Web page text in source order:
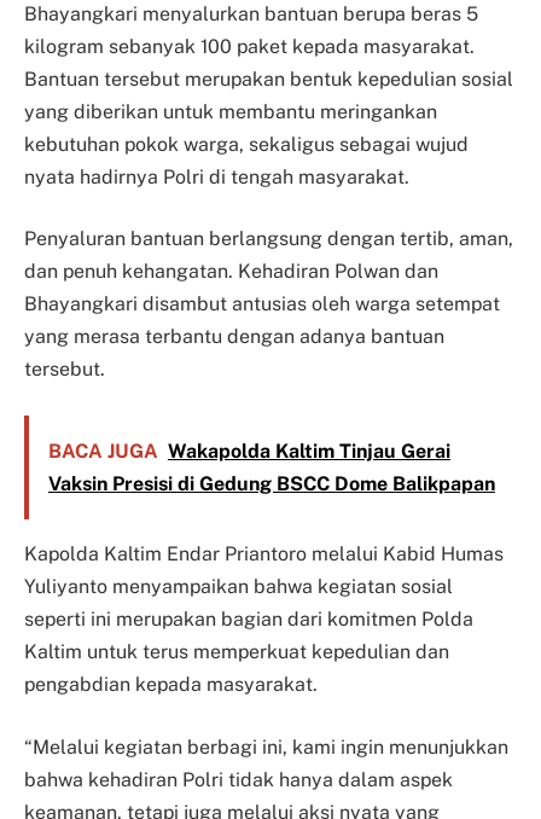
Bhayangkari menyalurkan bantuan berupa beras 5
kilogram sebanyak 100 paket kepada masyarakat.
Bantuan tersebut merupakan bentuk kepedulian sosial
yang diberikan untuk membantu meringankan
kebutuhan pokok warga, sekaligus sebagai wujud
nyata hadirnya Polri di tengah masyarakat.
Penyaluran bantuan berlangsung dengan tertib, aman,
dan penuh kehangatan. Kehadiran Polwan dan
Bhayangkari disambut antusias oleh warga setempat
yang merasa terbantu dengan adanya bantuan
tersebut.
BACA JUGA Wakapolda Kaltim Tinjau Gerai
Vaksin Presisi di Gedung BSCC Dome Balikpapan
Kapolda Kaltim Endar Priantoro melalui Kabid Humas
Yuliyanto menyampaikan bahwa kegiatan sosial
seperti ini merupakan bagian dari komitmen Polda
Kaltim untuk terus memperkuat kepedulian dan
pengabdian kepada masyarakat.
“Melalui kegiatan berbagi ini, kami ingin menunjukkan
bahwa kehadiran Polri tidak hanya dalam aspek
keamanan, tetapi juga melalui aksi nyata yang